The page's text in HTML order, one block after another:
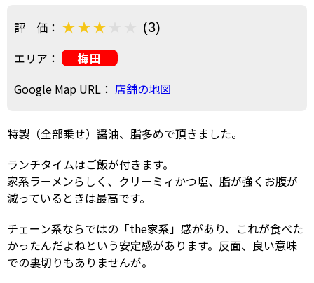
評 価： (3)
エリア：
梅田
Google Map URL： 店舗の地図
特製（全部乗せ）醤油、脂多めで頂きました。
ランチタイムはご飯が付きます。
家系ラーメンらしく、クリーミィかつ塩、脂が強くお腹が
減っているときは最高です。
チェーン系ならではの「the家系」感があり、これが食べた
かったんだよねという安定感があります。反面、良い意味
での裏切りもありませんが。